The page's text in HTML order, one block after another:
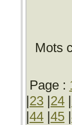
Mots
Page :
|23 |24 |
|44 |45 |